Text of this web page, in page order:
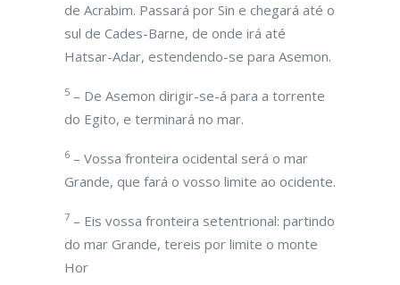
de Acrabim. Passará por Sin e chegará até o
sul de Cades-Barne, de onde irá até
Hatsar-Adar, estendendo-se para Asemon.
5 – De Asemon dirigir-se-á para a torrente
do Egito, e terminará no mar.
6 – Vossa fronteira ocidental será o mar
Grande, que fará o vosso limite ao ocidente.
7 – Eis vossa fronteira setentrional: partindo
do mar Grande, tereis por limite o monte
Hor